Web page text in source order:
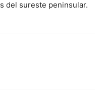
del sureste peninsular.